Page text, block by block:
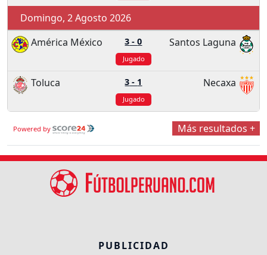
Domingo, 2 Agosto 2026
América México
3 -0 Santos Laguna
Jugado
Toluca 3 - 1 Necaxa
Jugado
Powered by Más resultados +
PUBLICIDAD